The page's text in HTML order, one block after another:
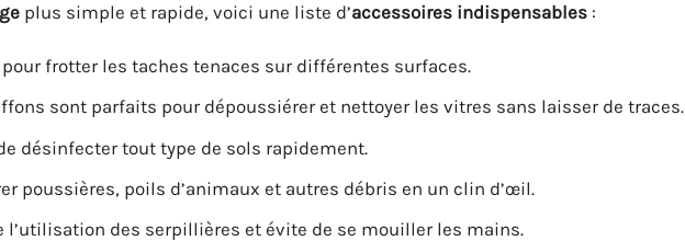
plus simple et rapide, voici une liste d’accessoires indispensables :
frotter les taches tenaces sur différentes surfaces.
sont parfaits pour dépoussiérer et nettoyer les vitres sans laisser de traces.
désinfecter tout type de sols rapidement.
poussières, poils d’animaux et autres débris en un clin d’œil.
l’utilisation des serpillières et évite de se mouiller les mains.